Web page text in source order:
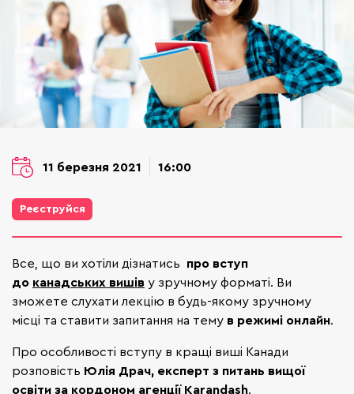
11 березня 2021 16:00
Реєструйся
Все, що ви хотіли дізнатись про вступ
до канадських вишів у зручному форматі. Ви
зможете слухати лекцію в будь-якому зручному
місці та ставити запитання на тему в режимі онлайн.
Про особливості вступу в кращі виші Канади
розповість Юлія Драч, експерт з питань вищої
освіти за кордоном агенції Karandash.